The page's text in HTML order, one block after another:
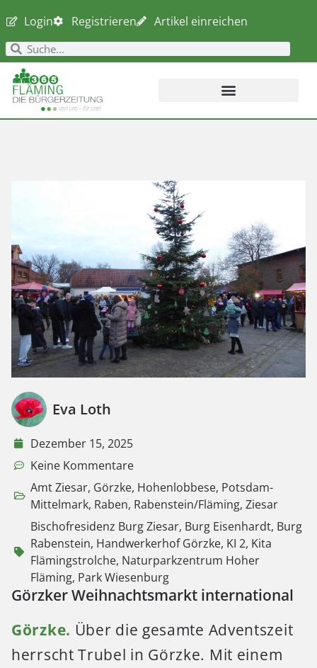
Login Registrieren Artikel einreichen
Eva Loth
Dezember 15, 2025
Keine Kommentare
Amt Ziesar, Görzke, Hohenlobbese, Potsdam-
Mittelmark, Raben, Rabenstein/Fläming, Ziesar
Bischofresidenz Burg Ziesar, Burg Eisenhardt, Burg
Rabenstein, Handwerkerhof Görzke, KI 2, Kita
Flämingstrolche, Naturparkzentrum Hoher
Fläming, Park Wiesenburg
Görzker Weihnachtsmarkt international
Görzke. Über die gesamte Adventszeit
herrscht Trubel in Görzke. Mit einem